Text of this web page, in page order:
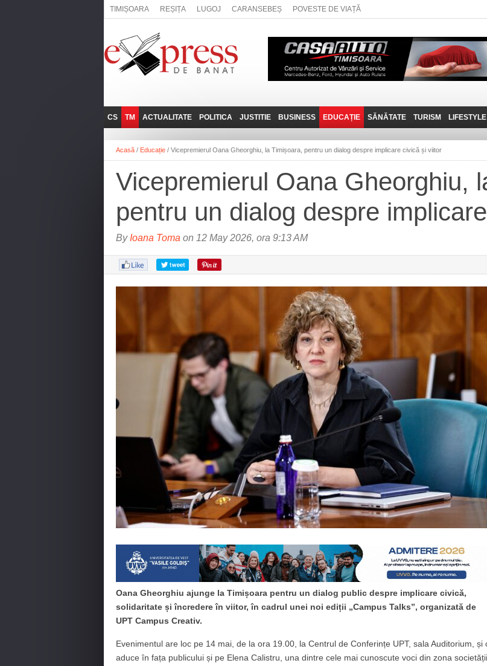
TIMIȘOARA REȘIȚA LUGOJ CARANSEBEȘ POVESTE DE VIAȚĂ
CS
REȘIȚA
CARANSEBEȘ
ANINA
BOCŞA
MOLDOVA NOUĂ
ORAVIȚA
OȚELU ROŞU
TM
LUGOJ
TIMIȘOARA
ACTUALITATE
ADMINISTRATIE
NAȚIONAL
SOCIAL
POLITICA
EXPRESSLIVE
INTERVIURILE
JUSTITIE BUSINESS
JOB-URI
TEHNIT
EDUCAȚIE SĂNĂTATE TURISM
PRIN MUNȚII
BANATULUI
FANTASTICUL
TRAVEL VLOG
LIFESTYLE
Acasă / Educație / Vicepremierul Oana Gheorghiu, la Timișoara, pentru un dialog despre implicare civică și viitor
Vicepremierul Oana Gheorghiu,
pentru un dialog despre
By Ioana Toma on 12 May 2026, ora 9:13 AM
Oana Gheorghiu ajunge la Timișoara pentru un dialog public despre implicare civică,
solidaritate și încredere în viitor, în cadrul unei noi ediții „Campus Talks”, organizată de
UPT Campus Creativ.
Evenimentul are loc pe 14 mai, de la ora 19.00, la Centrul de Conferințe UPT, sala Auditorium, și
aduce în fața publicului și pe Elena Calistru , una dintre cele mai cunoscute voci din zona societății